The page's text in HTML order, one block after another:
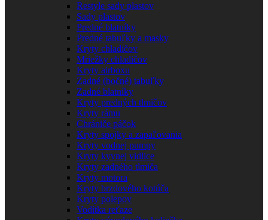
Restyle sady plastov
Sady plastov
Predné blatníky
Predné tabuľky a masky
Kryty chladičov
Mriežky chladičov
Kryty airboxu
Zadné (bočné) tabuľky
Zadné blatníky
Kryty predných tlmičov
Kryty rámu
Chrániče páčok
Kryty spojky a zapaľovania
Kryty vodnej pumpy
Kryty kyvnej vidlice
Kryty zadného tlmiča
Kryty motora
Kryty brzdového kotúča
Kryty polepov
Vodítka reťaze